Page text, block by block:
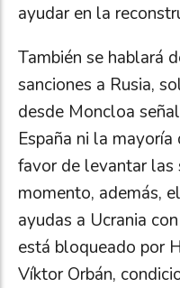
ayudar en la
También se hablará
sanciones a Rusia,
desde Moncloa
España ni la
favor de levantar las
momento, además,
ayudas a Ucrania
está bloqueado por
Víktor Orbán,